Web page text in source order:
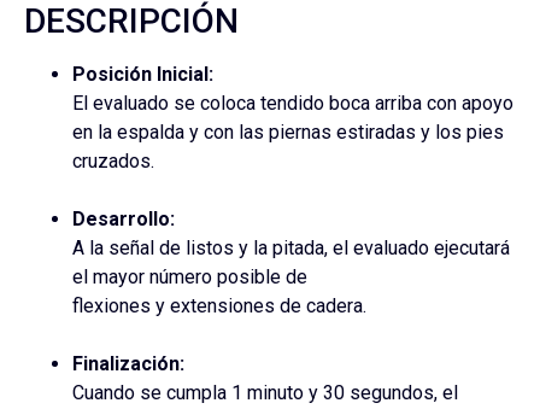
DESCRIPCIÓN
Posición Inicial:
El evaluado se coloca tendido boca arriba con apoyo
en la espalda y con las piernas estiradas y los pies
cruzados.
Desarrollo:
A la señal de listos y la pitada, el evaluado ejecutará
el mayor número posible de
flexiones y extensiones de cadera.
Finalización:
Cuando se cumpla 1 minuto y 30 segundos, el